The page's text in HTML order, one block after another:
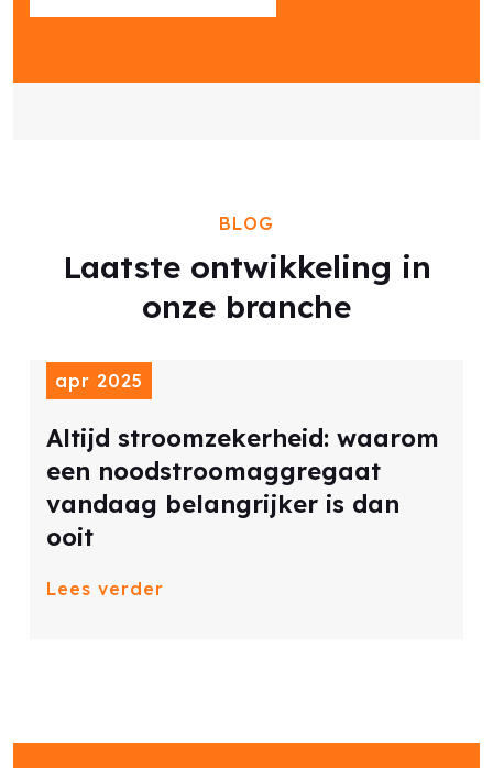
BLOG
Laatste ontwikkeling in
onze branche
apr 2025
Altijd stroomzekerheid: waarom
een noodstroomaggregaat
vandaag belangrijker is dan
ooit
Lees verder